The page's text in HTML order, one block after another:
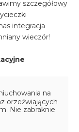
szczegółowy
integracja
wieczór!
na
orzeźwiających
Nie zabraknie